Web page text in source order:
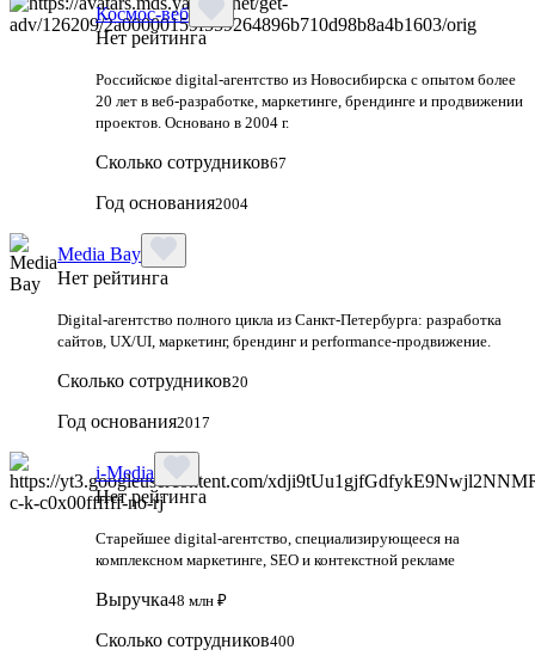
Космос-веб
Нет рейтинга
Российское digital-агентство из Новосибирска с опытом более
20 лет в веб-разработке, маркетинге, брендинге и продвижении
проектов. Основано в 2004 г.
Сколько сотрудников67
Год основания2004
Media Bay
Нет рейтинга
Digital‑агентство полного цикла из Санкт‑Петербурга: разработка
сайтов, UX/UI, маркетинг, брендинг и performance‑продвижение.
Сколько сотрудников20
Год основания2017
i-Media
Нет рейтинга
Старейшее digital-агентство, специализирующееся на
комплексном маркетинге, SEO и контекстной рекламе
Выручка48 млн ₽
Сколько сотрудников400